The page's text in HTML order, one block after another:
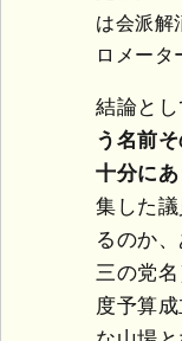
は会派解
ロメータ
結論とし
う名前
十分にあ
集した
るのか
三の党
度予算